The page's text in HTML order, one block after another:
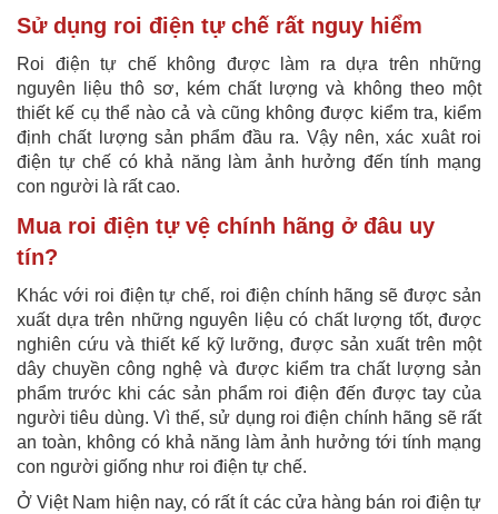
Sử dụng roi điện tự chế rất nguy hiểm
Roi điện tự chế không được làm ra dựa trên những
nguyên liệu thô sơ, kém chất lượng và không theo một
thiết kế cụ thể nào cả và cũng không được kiểm tra, kiểm
định chất lượng sản phẩm đầu ra. Vậy nên, xác xuât roi
điện tự chế có khả năng làm ảnh hưởng đến tính mạng
con người là rất cao.
Mua roi điện tự vệ chính hãng ở đâu uy
tín?
Khác với roi điện tự chế, roi điện chính hãng sẽ được sản
xuất dựa trên những nguyên liệu có chất lượng tốt, được
nghiên cứu và thiết kế kỹ lưỡng, được sản xuất trên một
dây chuyền công nghệ và được kiểm tra chất lượng sản
phẩm trước khi các sản phẩm roi điện đến được tay của
người tiêu dùng. Vì thế, sử dụng roi điện chính hãng sẽ rất
an toàn, không có khả năng làm ảnh hưởng tới tính mạng
con người giống như roi điện tự chế.
Ở Việt Nam hiện nay, có rất ít các cửa hàng bán roi điện tự